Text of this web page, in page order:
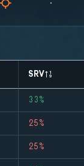
SRV
33%
25%
25%